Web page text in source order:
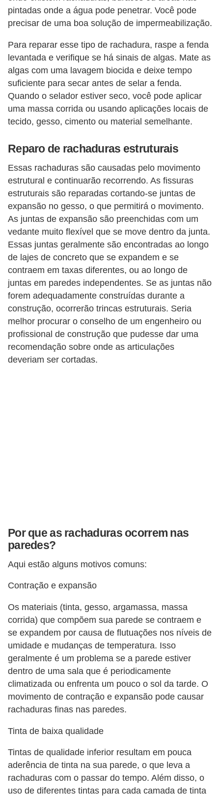
pintadas onde a água pode penetrar. Você pode
precisar de uma boa solução de impermeabilização.
Para reparar esse tipo de rachadura, raspe a fenda
levantada e verifique se há sinais de algas. Mate as
algas com uma lavagem biocida e deixe tempo
suficiente para secar antes de selar a fenda.
Quando o selador estiver seco, você pode aplicar
uma massa corrida ou usando aplicações locais de
tecido, gesso, cimento ou material semelhante.
Reparo de rachaduras estruturais
Essas rachaduras são causadas pelo movimento
estrutural e continuarão recorrendo. As fissuras
estruturais são reparadas cortando-se juntas de
expansão no gesso, o que permitirá o movimento.
As juntas de expansão são preenchidas com um
vedante muito flexível que se move dentro da junta.
Essas juntas geralmente são encontradas ao longo
de lajes de concreto que se expandem e se
contraem em taxas diferentes, ou ao longo de
juntas em paredes independentes. Se as juntas não
forem adequadamente construídas durante a
construção, ocorrerão trincas estruturais. Seria
melhor procurar o conselho de um engenheiro ou
profissional de construção que pudesse dar uma
recomendação sobre onde as articulações
deveriam ser cortadas.
Por que as rachaduras ocorrem nas
paredes?
Aqui estão alguns motivos comuns:
Contração e expansão
Os materiais (tinta, gesso, argamassa, massa
corrida) que compõem sua parede se contraem e
se expandem por causa de flutuações nos níveis de
umidade e mudanças de temperatura. Isso
geralmente é um problema se a parede estiver
dentro de uma sala que é periodicamente
climatizada ou enfrenta um pouco o sol da tarde. O
movimento de contração e expansão pode causar
rachaduras finas nas paredes.
Tinta de baixa qualidade
Tintas de qualidade inferior resultam em pouca
aderência de tinta na sua parede, o que leva a
rachaduras com o passar do tempo. Além disso, o
uso de diferentes tintas para cada camada de tinta
í
l
o
s
S
í
n
i
o
e
c
o
n
d
o
m
í
n
i
o
s